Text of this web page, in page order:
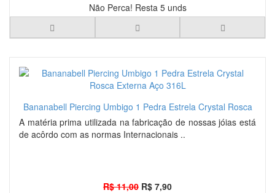
Não Perca! Resta 5 unds
Bananabell Piercing Umbigo 1 Pedra Estrela Crystal Rosca
Externa Aço 316L
A matéria prima utilizada na fabricação de nossas jóias está
de acôrdo com as normas Internacionais ..
R$ 11,00 R$ 7,90